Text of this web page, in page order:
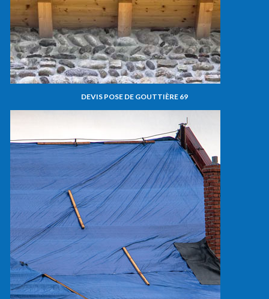
DEVIS POSE DE GOUTTIÈRE 69